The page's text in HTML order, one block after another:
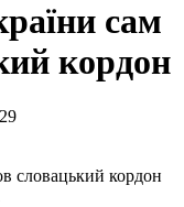
сам
кордон